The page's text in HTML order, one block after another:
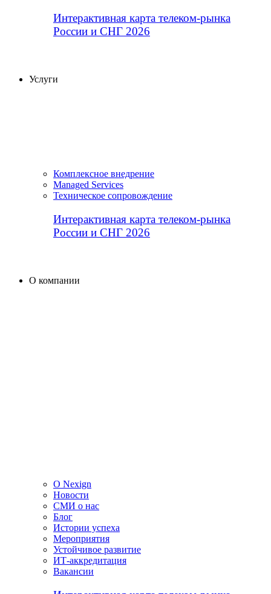
Интерактивная карта телеком-рынка
России и СНГ 2026
Услуги
Комплексное внедрение
Managed Services
Техническое сопровождение
Интерактивная карта телеком-рынка
России и СНГ 2026
О компании
О Nexign
Новости
СМИ о нас
Блог
Истории успеха
Мероприятия
Устойчивое развитие
ИТ-аккредитация
Вакансии